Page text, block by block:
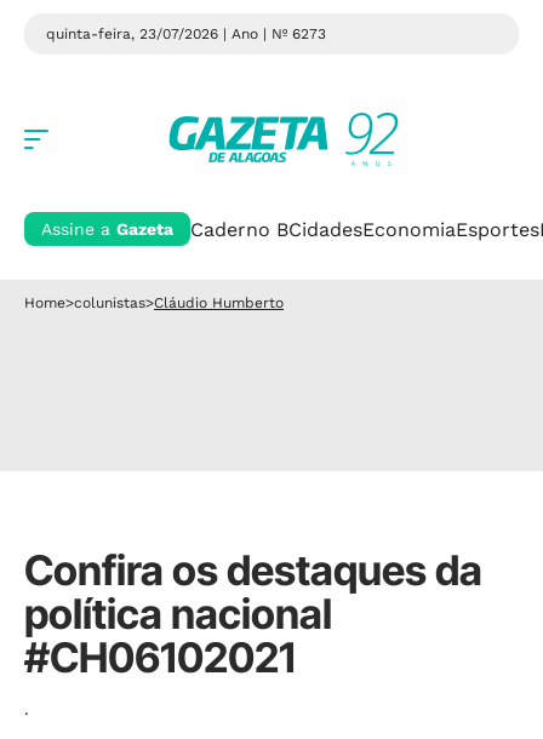
quinta-feira, 23/07/2026 | Ano | Nº 6273
Assine a Gazeta Caderno BCidadesEconomiaEsportes
Home>colunistas>Cláudio Humberto
Confira os destaques da
política nacional
#CH06102021
.